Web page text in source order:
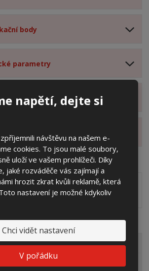
napětí, dejte si
návštěvu na našem e-
cookies. To jsou malé soubory,
uloží ve vašem prohlížeči. Díky
jaké rozváděče vás zajímají a
hrozit zkrat kvůli reklamě, která
nastavení je možné kdykoliv
Chci vidět nastavení
V pořádku
body
parametry
produktu
produkty
skříně systému 3D včetně rozložení
PDFpdf (60.24 Kb)